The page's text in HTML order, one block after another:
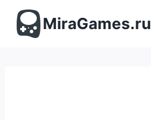
содержимомуMiraGames.ru